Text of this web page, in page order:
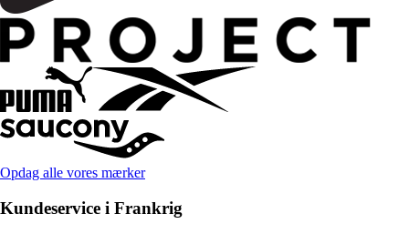
Opdag alle vores mærker
Kundeservice i Frankrig